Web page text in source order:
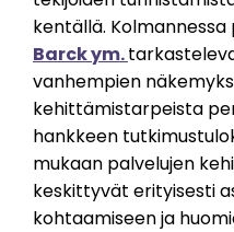
kentällä.
Barck ym.
vanhempien
kehittämistarpeista
hankkeen
mukaan palvelujen
keskittyvät erityisesti
kohtaamiseen ja